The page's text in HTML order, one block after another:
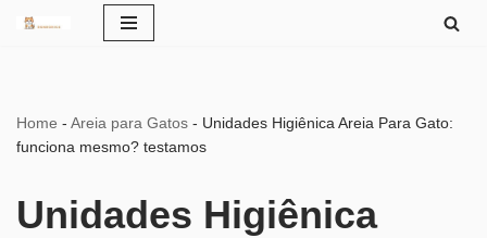
Home - Areia para Gatos - Unidades Higiênica Areia Para Gato:
funciona mesmo? testamos
Unidades Higiênica